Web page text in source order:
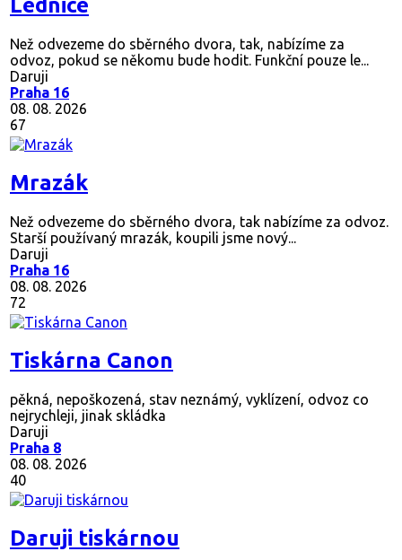
Lednice
Než odvezeme do sběrného dvora, tak, nabízíme za
odvoz, pokud se někomu bude hodit. Funkční pouze le...
Daruji
Praha 16
08. 08. 2026
67
Mrazák
Než odvezeme do sběrného dvora, tak nabízíme za odvoz.
Starší používaný mrazák, koupili jsme nový...
Daruji
Praha 16
08. 08. 2026
72
Tiskárna Canon
pěkná, nepoškozená, stav neznámý, vyklízení, odvoz co
nejrychleji, jinak skládka
Daruji
Praha 8
08. 08. 2026
40
Daruji tiskárnou